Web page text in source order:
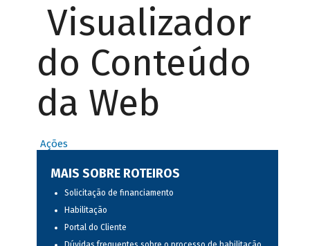
Visualizador
do Conteúdo
da Web
Ações
MAIS SOBRE ROTEIROS
Solicitação de financiamento
Habilitação
Portal do Cliente